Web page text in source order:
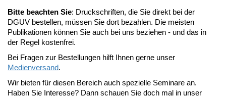
Bitte beachten Sie: Druckschriften, die Sie direkt bei der
DGUV bestellen, müssen Sie dort bezahlen. Die meisten
Publikationen können Sie auch bei uns beziehen - und das in
der Regel kostenfrei.
Bei Fragen zur Bestellungen hilft Ihnen gerne unser
Medienversand.
Wir bieten für diesen Bereich auch spezielle Seminare an.
Haben Sie Interesse? Dann schauen Sie doch mal in unser